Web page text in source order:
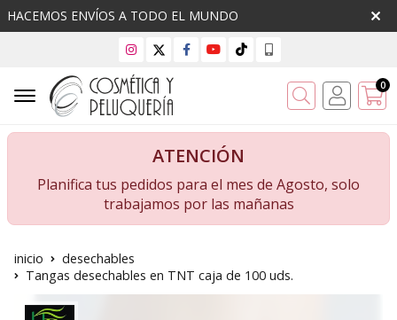
HACEMOS ENVÍOS A TODO EL MUNDO
Buscar 0
ATENCIÓN
Planifica tus pedidos para el mes de Agosto, solo
trabajamos por las mañanas
inicio
desechables
Tangas desechables en TNT caja de 100 uds.